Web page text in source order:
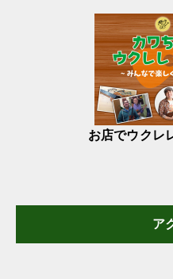
お店でウクレ
ア